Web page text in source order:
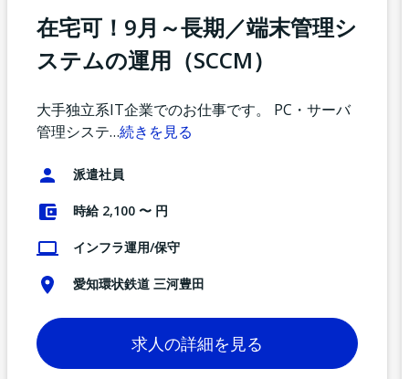
在宅可！9月～長期／端末管理シ
ステムの運用（SCCM）
大手独立系IT企業でのお仕事です。 PC・サーバ
管理システ…続きを見る
派遣社員
時給 2,100 〜 円
インフラ運用/保守
愛知環状鉄道 三河豊田
求人の詳細を見る